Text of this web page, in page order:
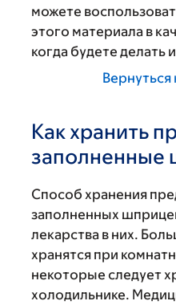
можете
этого материала в
когда будете делать
Вернуться
Как хранить
заполненные
Способ хранения
заполненных
лекарства в них.
хранятся при
некоторые следует
холодильнике.